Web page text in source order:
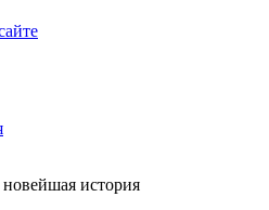
новейшая история